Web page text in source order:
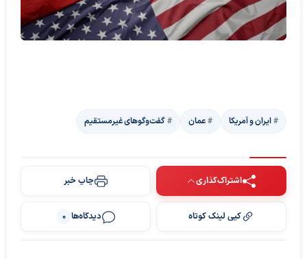
پخش ویدیو
ایران و آمریکا عمان گفت‌وگوهای غیرمستقیم
اشتراک‌گذاری چاپ خبر
کپی لینک کوتاه دیدگاه‌ها 0